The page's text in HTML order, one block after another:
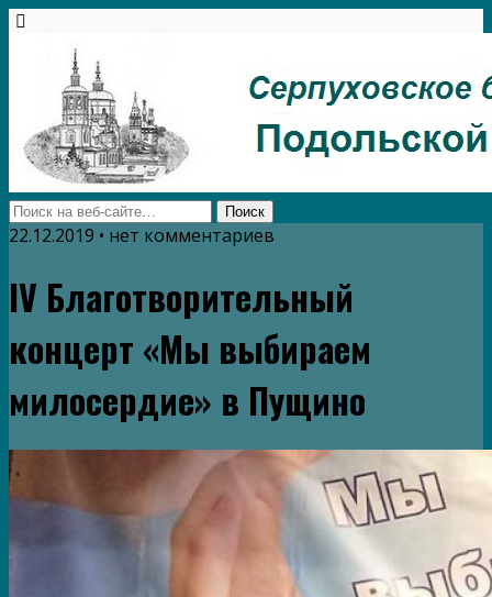
22.12.2019 • нет комментариев
IV Благотворительный
концерт «Мы выбираем
милосердие» в Пущино